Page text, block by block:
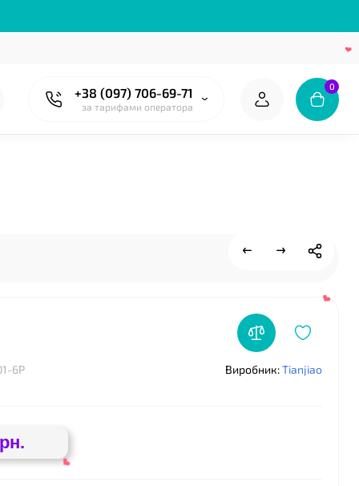
+38 (097) 706-69-71
за тарифами оператора
0
6P Виробник:Tianjiao